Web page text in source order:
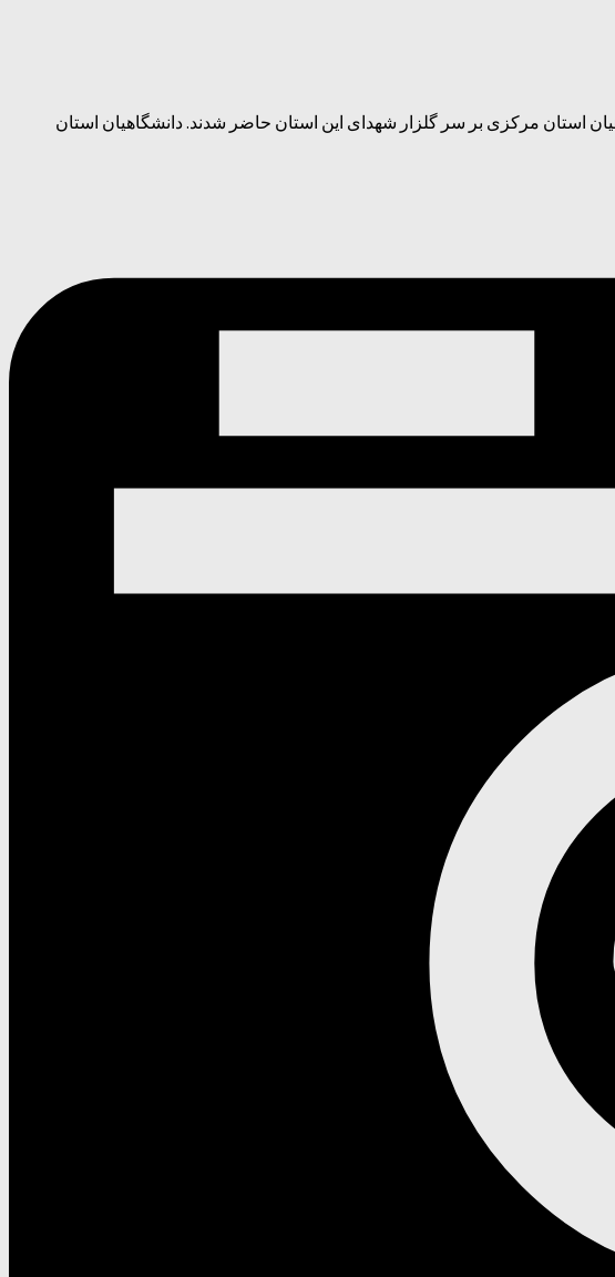
استان مرکزی بر سر گلزار شهدای این استان حاضر شدند. دانشگاهیان استان